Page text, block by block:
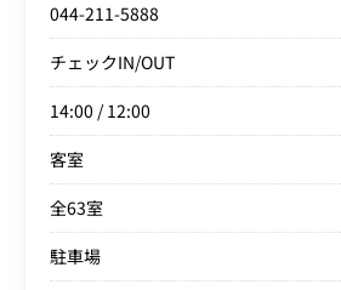
044-211-5888
チェックIN/OUT
14:00 / 12:00
客室
全63室
駐車場